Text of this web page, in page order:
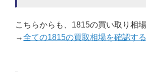
こちらからも、1815の買い取り相
→全ての1815の買取相場を確認する